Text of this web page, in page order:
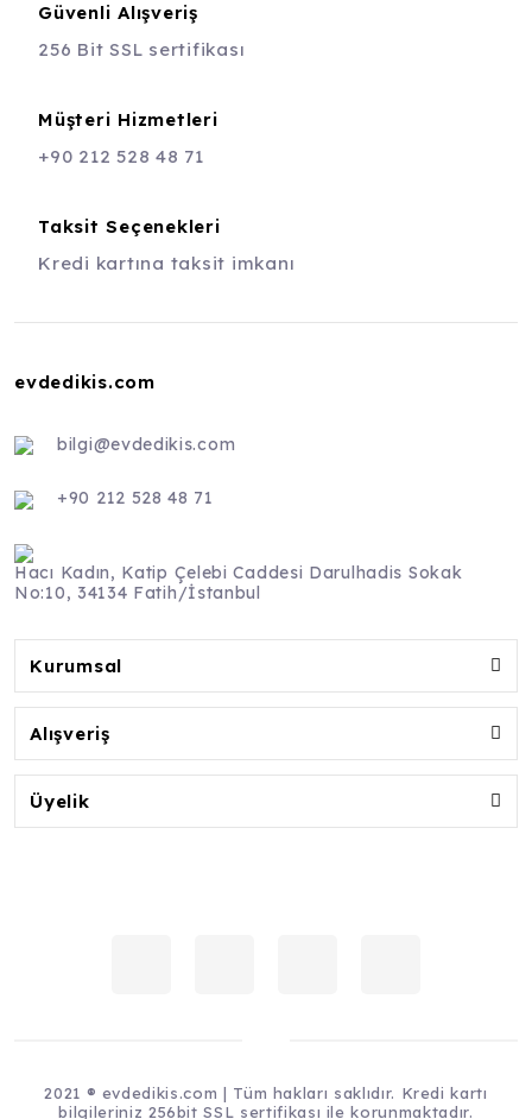
Güvenli Alışveriş
256 Bit SSL sertifikası
Müşteri Hizmetleri
+90 212 528 48 71
Taksit Seçenekleri
Kredi kartına taksit imkanı
evdedikis.com
bilgi@evdedikis.com
+90 212 528 48 71
Hacı Kadın, Katip Çelebi Caddesi Darulhadis Sokak
No:10, 34134 Fatih/İstanbul
Kurumsal
Alışveriş
Üyelik
2021 ® evdedikis.com | Tüm hakları saklıdır. Kredi kartı
bilgileriniz 256bit SSL sertifikası ile korunmaktadır.